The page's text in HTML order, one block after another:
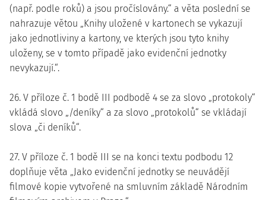
(např. podle roků) a jsou pročíslovány.“ a věta poslední se
nahrazuje větou „Knihy uložené v kartonech se vykazují
jako jednotliviny a kartony, ve kterých jsou tyto knihy
uloženy, se v tomto případě jako evidenční jednotky
nevykazují.“.
26. V příloze č. 1 bodě III podbodě 4 se za slovo „protokoly“
vkládá slovo „/deníky“ a za slovo „protokolů“ se vkládají
slova „či deníků“.
27. V příloze č. 1 bodě III se na konci textu podbodu 12
doplňuje věta „Jako evidenční jednotky se neuvádějí
filmové kopie vytvořené na smluvním základě Národním